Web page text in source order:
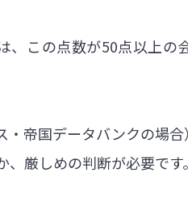
この点数が50点以上の
帝国データバンクの場
厳しめの判断が必要です。